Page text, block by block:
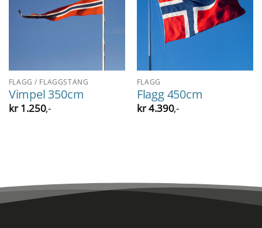
FLAGG / FLAGGSTANG
Vimpel 350cm
kr1.250,-
FLAGG
Flagg 450cm
kr4.390,-